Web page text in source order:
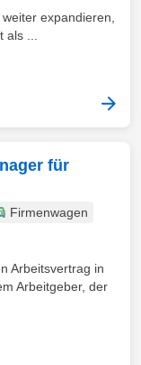
expandieren,
...
für
Firmenwagen
Arbeitsvertrag in
Arbeitgeber, der